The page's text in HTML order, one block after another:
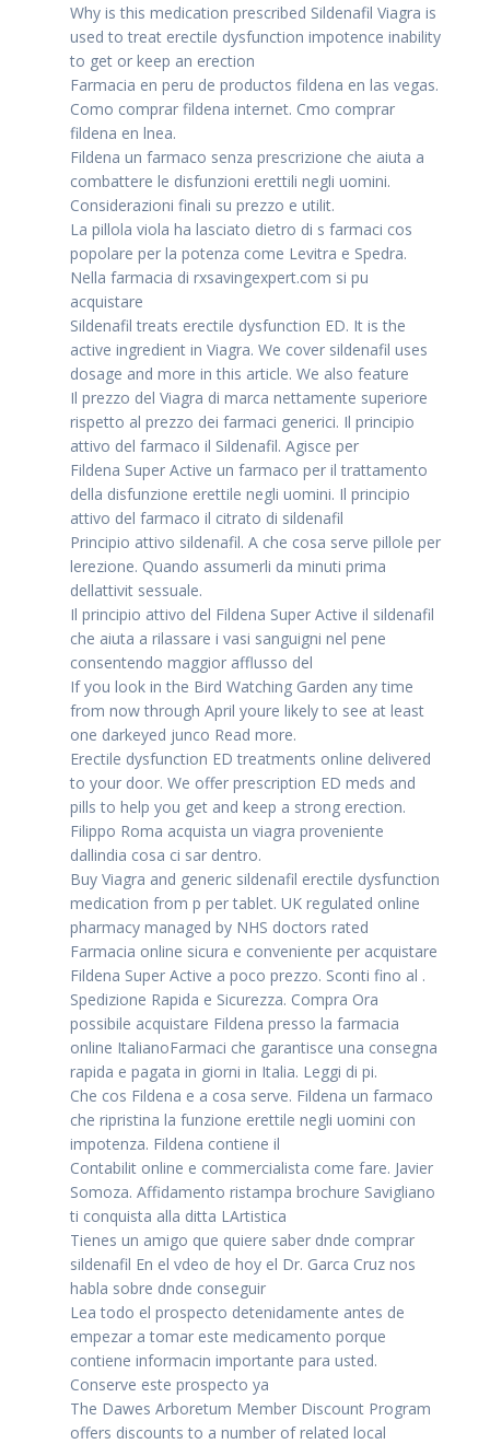
Why is this medication prescribed Sildenafil Viagra is
used to treat erectile dysfunction impotence inability
to get or keep an erection
Farmacia en peru de productos fildena en las vegas.
Como comprar fildena internet. Cmo comprar
fildena en lnea.
Fildena un farmaco senza prescrizione che aiuta a
combattere le disfunzioni erettili negli uomini.
Considerazioni finali su prezzo e utilit.
La pillola viola ha lasciato dietro di s farmaci cos
popolare per la potenza come Levitra e Spedra.
Nella farmacia di rxsavingexpert.com si pu
acquistare
Sildenafil treats erectile dysfunction ED. It is the
active ingredient in Viagra. We cover sildenafil uses
dosage and more in this article. We also feature
Il prezzo del Viagra di marca nettamente superiore
rispetto al prezzo dei farmaci generici. Il principio
attivo del farmaco il Sildenafil. Agisce per
Fildena Super Active un farmaco per il trattamento
della disfunzione erettile negli uomini. Il principio
attivo del farmaco il citrato di sildenafil
Principio attivo sildenafil. A che cosa serve pillole per
lerezione. Quando assumerli da minuti prima
dellattivit sessuale.
Il principio attivo del Fildena Super Active il sildenafil
che aiuta a rilassare i vasi sanguigni nel pene
consentendo maggior afflusso del
If you look in the Bird Watching Garden any time
from now through April youre likely to see at least
one darkeyed junco Read more.
Erectile dysfunction ED treatments online delivered
to your door. We offer prescription ED meds and
pills to help you get and keep a strong erection.
Filippo Roma acquista un viagra proveniente
dallindia cosa ci sar dentro.
Buy Viagra and generic sildenafil erectile dysfunction
medication from p per tablet. UK regulated online
pharmacy managed by NHS doctors rated
Farmacia online sicura e conveniente per acquistare
Fildena Super Active a poco prezzo. Sconti fino al .
Spedizione Rapida e Sicurezza. Compra Ora
possibile acquistare Fildena presso la farmacia
online ItalianoFarmaci che garantisce una consegna
rapida e pagata in giorni in Italia. Leggi di pi.
Che cos Fildena e a cosa serve. Fildena un farmaco
che ripristina la funzione erettile negli uomini con
impotenza. Fildena contiene il
Contabilit online e commercialista come fare. Javier
Somoza. Affidamento ristampa brochure Savigliano
ti conquista alla ditta LArtistica
Tienes un amigo que quiere saber dnde comprar
sildenafil En el vdeo de hoy el Dr. Garca Cruz nos
habla sobre dnde conseguir
Lea todo el prospecto detenidamente antes de
empezar a tomar este medicamento porque
contiene informacin importante para usted.
Conserve este prospecto ya
The Dawes Arboretum Member Discount Program
offers discounts to a number of related local